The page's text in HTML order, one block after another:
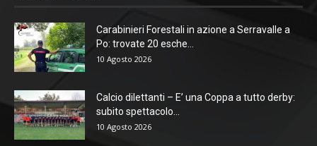
Carabinieri Forestali in azione a Serravalle a
Po: trovate 20 esche...
10 Agosto 2026
Calcio dilettanti – E’ una Coppa a tutto derby:
subito spettacolo...
10 Agosto 2026